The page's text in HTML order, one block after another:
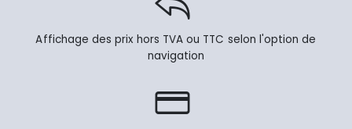
Affichage des prix hors TVA ou TTC selon l'option de
navigation